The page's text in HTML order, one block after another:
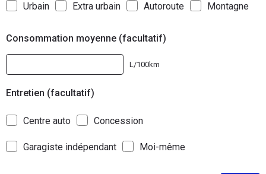
Urbain Extra urbain Autoroute Montagne
Consommation moyenne (facultatif)
L/100km
Entretien (facultatif)
Centre auto Concession
Garagiste indépendant Moi-même